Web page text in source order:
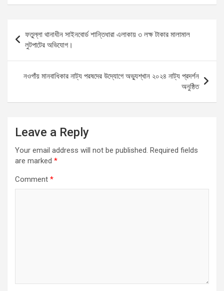
ce
o
o
k
ail at
A
p
p
se
n
g
er
ar
navigation
ফতুল্লা থানাধীন সাইনবোর্ড শান্তিধারা এলাকায় ৩ লক্ষ টাকার মালামাল
লুটপাটের অভিযোগ।
নওগাঁয় মানবাধিকার নাট্য পরষদের উদ্যোগে অভ্যুশ্খান ২০২৪ নাট্য প্রদর্শন
অনুষ্ঠিত
Leave a Reply
Your email address will not be published. Required fields
are marked *
Comment *